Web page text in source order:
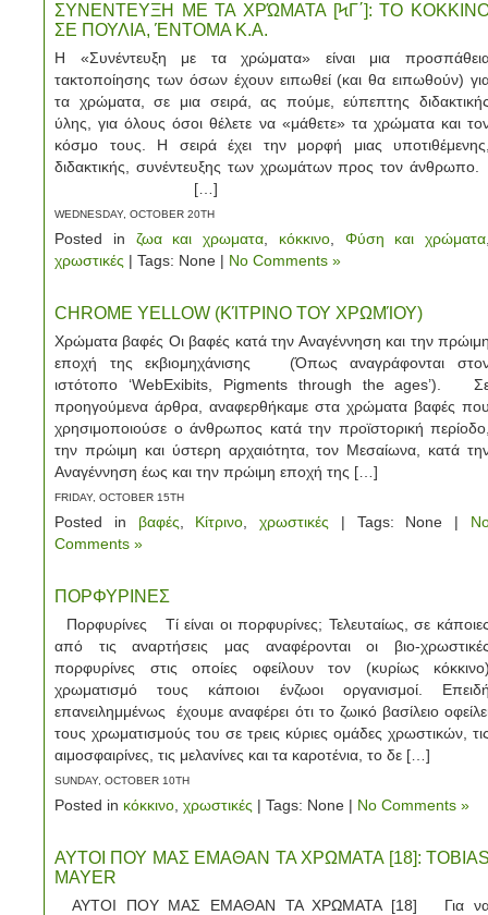
ΣΥΝΕΝΤΕΥΞΗ ΜΕ ΤΑ ΧΡΏΜΑΤΑ [ϞΓ΄]: ΤΟ
ΣΕ ΠΟΥΛΙΑ, ΈΝΤΟΜΑ Κ.Α.
Η «Συνέντευξη με τα χρώματα» είναι μια
τακτοποίησης των όσων έχουν ειπωθεί (και θα ειπωθούν)
τα χρώματα, σε μια σειρά, ας πούμε, εύπεπτης
ύλης, για όλους όσοι θέλετε να «μάθετε» τα χρώματα και
κόσμο τους. Η σειρά έχει την μορφή μιας
διδακτικής, συνέντευξης των χρωμάτων προς τον
[…]
WEDNESDAY, OCTOBER 20TH
Posted in ζωα και χρωματα κόκκινο, Φύση και χρώματα
χρωστικές | Tags: None | No Comments »
CHROME YELLOW (ΚΊΤΡΙΝΟ ΤΟΥ ΧΡΩΜΊΟΥ)
Χρώματα βαφές Οι βαφές κατά την Αναγέννηση και την
εποχή της εκβιομηχάνισης (Όπως αναγράφονται
ιστότοπο ‘WebExibits, Pigments through the ages’).
προηγούμενα άρθρα, αναφερθήκαμε στα χρώματα βαφές
χρησιμοποιούσε ο άνθρωπος κατά την προϊστορική
την πρώιμη και ύστερη αρχαιότητα, τον Μεσαίωνα, κατά
Αναγέννηση έως και την πρώιμη εποχή της […]
FRIDAY, OCTOBER 15TH
Posted in βαφές Κίτρινο ,χρωστικές | Tags: None |
Comments »
ΠΟΡΦΥΡΙΝΕΣ
Πορφυρίνες Τί είναι οι πορφυρίνες; Τελευταίως, σε
από τις αναρτήσεις μας αναφέρονται οι βιο-
πορφυρίνες στις οποίες οφείλουν τον (κυρίως
χρωματισμό τους κάποιοι ένζωοι οργανισμοί.
επανειλημμένως έχουμε αναφέρει ότι το ζωικό βασίλειο
τους χρωματισμούς του σε τρεις κύριες ομάδες χρωστικών,
αιμοσφαιρίνες, τις μελανίνες και τα καροτένια, το δε […]
SUNDAY, OCTOBER 10TH
Posted in κόκκινο χρωστικές | Tags: None | No Comments »
ΑΥΤΟΙ ΠΟΥ ΜΑΣ ΕΜΑΘΑΝ ΤΑ ΧΡΩΜΑΤΑ [18]:
MAYER
ΑΥΤΟΙ ΠΟΥ ΜΑΣ ΕΜΑΘΑΝ ΤΑ ΧΡΩΜΑΤΑ [18] Για